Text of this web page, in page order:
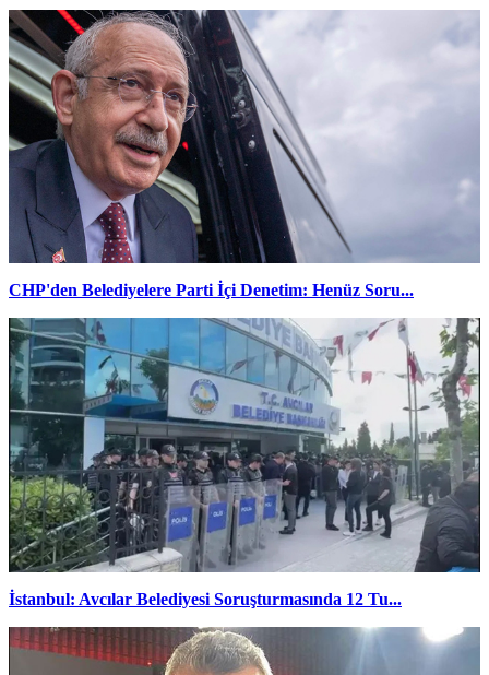
CHP'den Belediyelere Parti İçi Denetim: Henüz Soru...
İstanbul: Avcılar Belediyesi Soruşturmasında 12 Tu...